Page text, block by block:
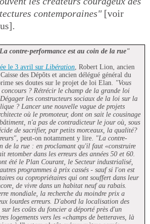
contemporaines"[voir
contre-performance est au coin de la rue"
le 3 avril sur Libération, Robert Lion, ancien
des Dépôts et ancien délégué général du
ses doutes sur le projet de loi Elan. "Vous
? Rétrécir le champ de la grande loi
les constructeurs sociaux de la loi sur la
? Lancer une nouvelle vague de projets
où le promoteur, dont on sait le cousinage
n'a pas de contradicteur le jour où, sous
de sacrifier, par petits morceaux, la qualité?
, peut-on notamment y lire. "La contre-
de la rue : en proclamant qu'il faut «construire
retomber dans les erreurs des années 50 et 60.
été le Plan Courant, le Secteur industrialisé,
programmes à prix cassés - sauf si l'on est
ou copropriétaires qui ont souffert dans leur
de vivre dans un habitat neuf au rabais.
mondiale, la recherche du moindre prix a
lourdes erreurs. D'abord la localisation des
les coûts du foncier a déporté près d'un
logements vers les «champs de betteraves, là